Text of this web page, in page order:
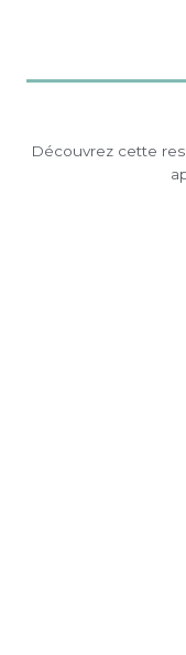
Découvrez cette